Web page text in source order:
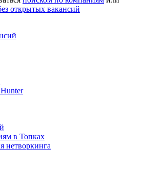
открытых вакансий
в Топках
нетворкинга